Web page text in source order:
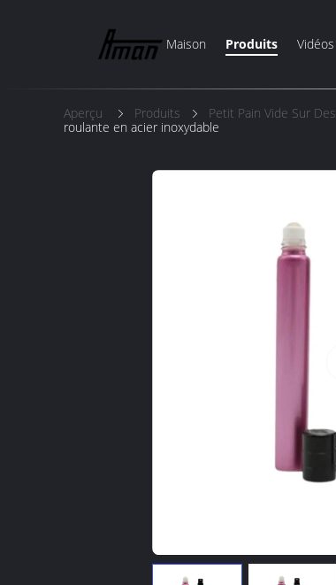
Maison Produits Vidéos
Aperçu Produits Petit Pain Vide Sur
roulante en acier inoxydable